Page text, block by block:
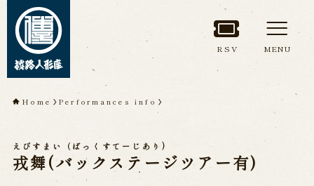
TOP
About Awaji
Ningyoza(Awaji Puppet
Theater)
RSV MENU
Home Performances info
えびすまい（ばっくすてーじあり)
戎舞(バックステージツアー有)